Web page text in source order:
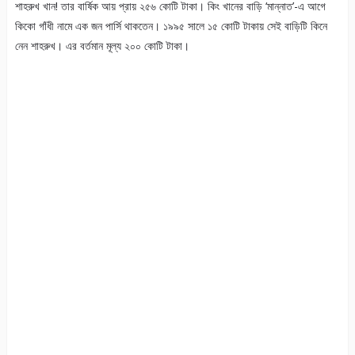
শাহরুখ খান! তার বার্ষিক আয় প্রায় ২৫৬ কোটি টাকা। কিং খানের বাড়ি ‘মান্নাত’-এ আগে
কিকো গাঁধী নামে এক জন পার্সি থাকতেন। ১৯৯৫ সালে ১৫ কোটি টাকায় সেই বাড়িটি কিনে
নেন শাহরুখ। এর বর্তমান মূল্য ২০০ কোটি টাকা।